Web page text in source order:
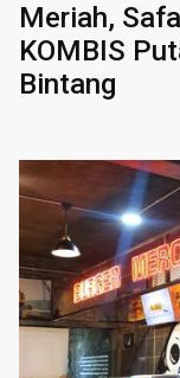
Meriah,
KOMBIS
Bintang